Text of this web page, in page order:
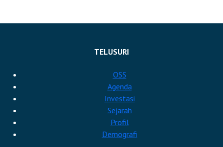
TELUSURI
OSS
Agenda
Investasi
Sejarah
Profil
Demografi